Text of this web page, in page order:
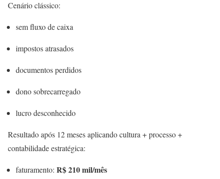
Cenário clássico:
sem fluxo de caixa
impostos atrasados
documentos perdidos
dono sobrecarregado
lucro desconhecido
Resultado após 12 meses aplicando cultura + processo +
contabilidade estratégica:
faturamento: R$ 210 mil/mês